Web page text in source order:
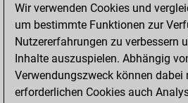
Wir verwenden Cookies und
um bestimmte Funktionen zur
Nutzererfahrungen zu verbessern
Inhalte auszuspielen. Abhängig
Verwendungszweck können dabei
erforderlichen Cookies auch